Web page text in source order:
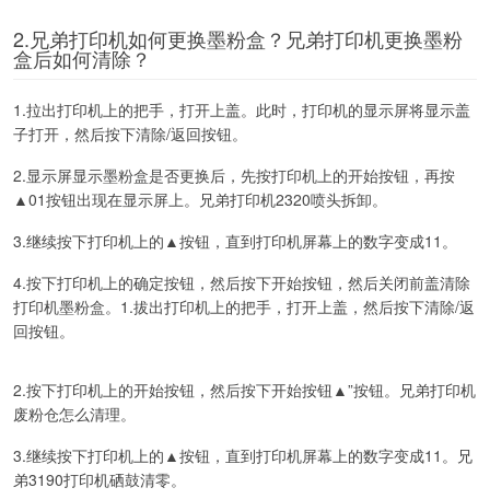
2.兄弟打印机如何更换墨粉盒？兄弟打印机更换墨粉
盒后如何清除？
1.拉出打印机上的把手，打开上盖。此时，打印机的显示屏将显示盖
子打开，然后按下清除/返回按钮。
2.显示屏显示墨粉盒是否更换后，先按打印机上的开始按钮，再按
▲01按钮出现在显示屏上。兄弟打印机2320喷头拆卸。
3.继续按下打印机上的▲按钮，直到打印机屏幕上的数字变成11。
4.按下打印机上的确定按钮，然后按下开始按钮，然后关闭前盖清除
打印机墨粉盒。1.拔出打印机上的把手，打开上盖，然后按下清除/返
回按钮。
2.按下打印机上的开始按钮，然后按下开始按钮▲”按钮。兄弟打印机
废粉仓怎么清理。
3.继续按下打印机上的▲按钮，直到打印机屏幕上的数字变成11。兄
弟3190打印机硒鼓清零。